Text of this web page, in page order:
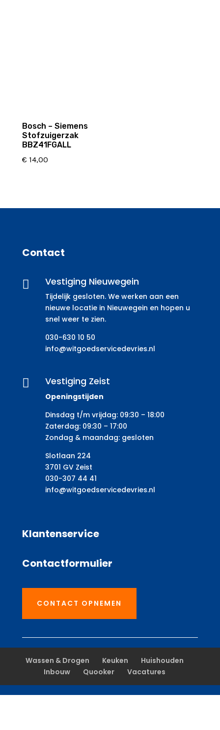
Bosch – Siemens
Stofzuigerzak
BBZ41FGALL
€ 14,00
Contact
 Vestiging Nieuwegein
Tijdelijk gesloten. We werken aan een
nieuwe locatie in Nieuwegein en hopen u
snel weer te zien.
030-630 10 50
info@witgoedservicedevries.nl
 Vestiging Zeist
Openingstijden
Dinsdag t/m vrijdag: 09:30 – 18:00
Zaterdag: 09:30 – 17:00
Zondag & maandag: gesloten
Slotlaan 224
3701 GV Zeist
030-307 44 41
info@witgoedservicedevries.nl
Klantenservice
Contactformulier
CONTACT OPNEMEN
Wassen & Drogen Keuken
Huishouden
Inbouw
Quooker Vacatures